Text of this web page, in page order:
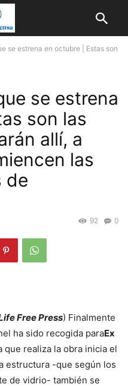
se estrena en octubre | Estas son
se estrena
son las
allí, a
las
de
0
92
Free Press) Finalmente
ha sido recogida paraEx
que realiza la obra inicia el
estructura -que según los
de vidrio- también se